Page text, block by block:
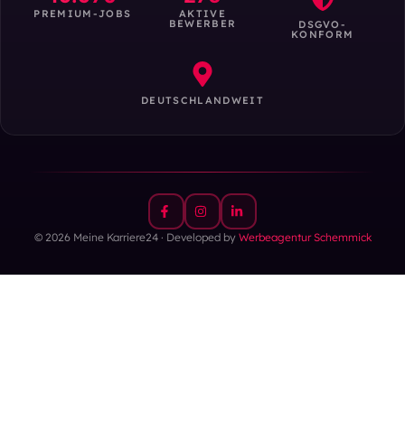
PREMIUM-JOBS AKTIVE
BEWERBER DSGVO-
KONFORM
DEUTSCHLANDWEIT
© 2026 Meine Karriere24 · Developed by Werbeagentur Schemmick